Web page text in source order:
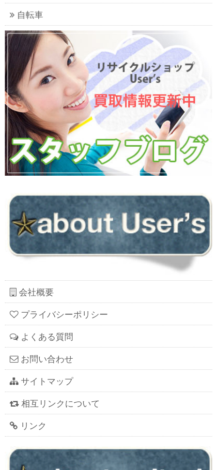
自転車
会社概要
プライバシーポリシー
よくある質問
お問い合わせ
サイトマップ
相互リンクについて
リンク